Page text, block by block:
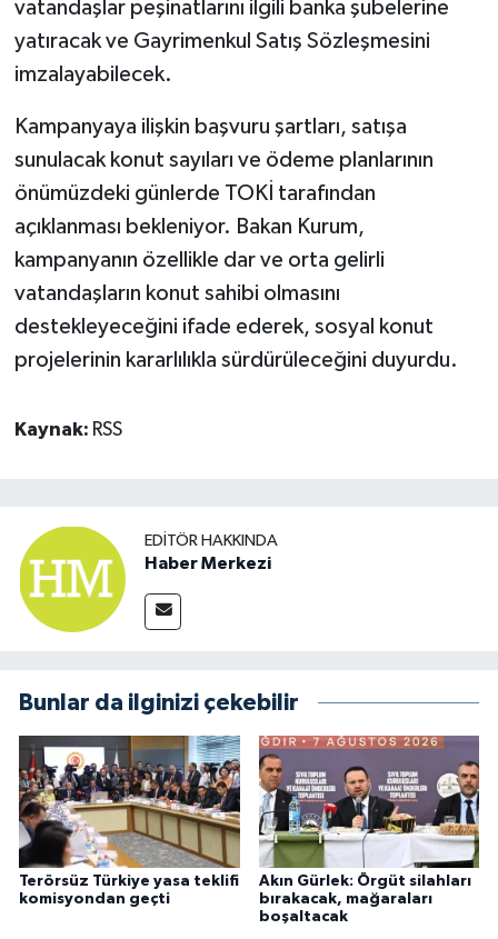
vatandaşlar peşinatlarını ilgili banka şubelerine
yatıracak ve Gayrimenkul Satış Sözleşmesini
imzalayabilecek.
Kampanyaya ilişkin başvuru şartları, satışa
sunulacak konut sayıları ve ödeme planlarının
önümüzdeki günlerde TOKİ tarafından
açıklanması bekleniyor. Bakan Kurum,
kampanyanın özellikle dar ve orta gelirli
vatandaşların konut sahibi olmasını
destekleyeceğini ifade ederek, sosyal konut
projelerinin kararlılıkla sürdürüleceğini duyurdu.
Kaynak: RSS
EDITÖR HAKKINDA
Haber Merkezi
Bunlar da ilginizi çekebilir
Terörsüz Türkiye yasa teklifi
komisyondan geçti
Akın Gürlek: Örgüt silahları
bırakacak, mağaraları
boşaltacak